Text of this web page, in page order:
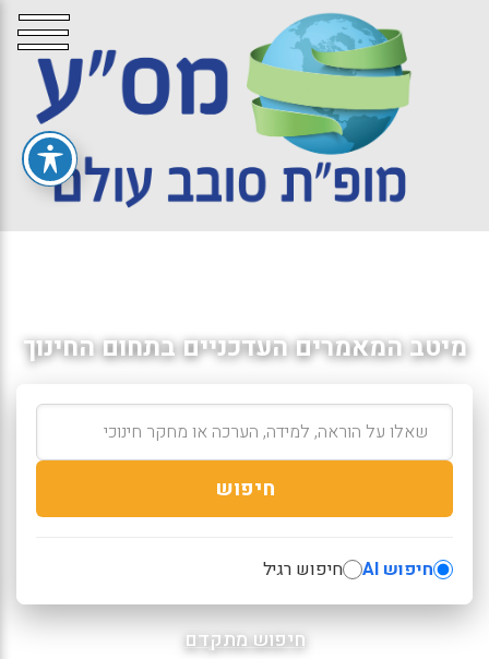
מיטב המאמרים העדכניים בתחום החינוך
חיפוש
חיפוש AI חיפוש רגיל
חיפוש מתקדם